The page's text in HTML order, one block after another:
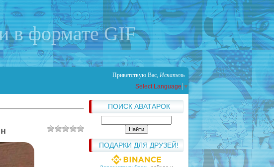
в формате GIF
Приветствую Вас, Искатель
Select Language ▼
ПОИСК АВАТАРОК
ПОДАРКИ ДЛЯ ДРУЗЕЙ!